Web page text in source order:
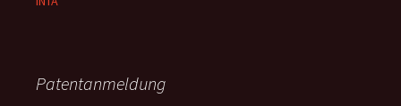
Patentanmeldung